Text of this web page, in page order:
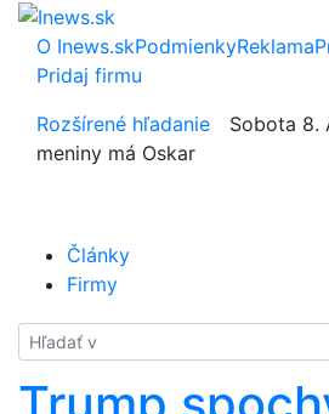
O Inews.skPodmienkyReklama
Pridaj firmu
Rozšírené hľadanie
Sobota 8.
meniny má Oskar
Články
Firmy
Hladať